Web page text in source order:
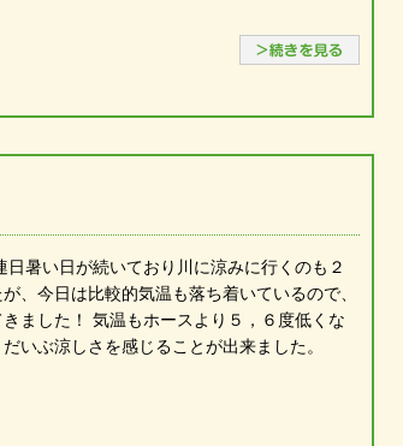
日暑い日が続いており川に涼みに行くのも２
、今日は比較的気温も落ち着いているので、
ました！ 気温もホースより５，６度低くな
いぶ涼しさを感じることが出来ました。